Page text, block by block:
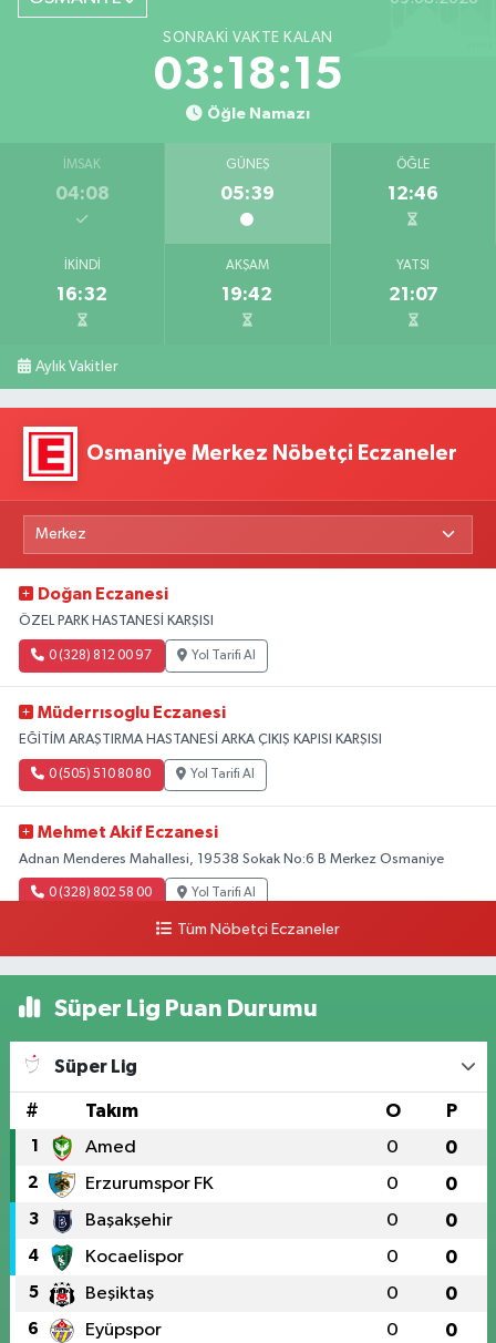
SONRAKI VAKTE KALAN
03:18:14
Öğle Namazı
İMSAK
04:08
GÜNEŞ
05:39
ÖĞLE
12:46
İKINDI
16:32
AKŞAM
19:42
YATSI
21:07
Aylık Vakitler
Osmaniye Merkez Nöbetçi Eczaneler
Doğan Eczanesi
ÖZEL PARK HASTANESİ KARŞISI
0 (328) 812 00 97 Yol Tarifi Al
Müderrısoglu Eczanesi
EĞİTİM ARAŞTIRMA HASTANESİ ARKA ÇIKIŞ KAPISI KARŞISI
0 (505) 510 80 80 Yol Tarifi Al
Mehmet Akif Eczanesi
Adnan Menderes Mahallesi, 19538 Sokak No:6 B Merkez Osmaniye
0 (328) 802 58 00 Yol Tarifi Al
Tüm Nöbetçi Eczaneler
Süper Lig Puan Durumu
Süper Lig
# Takım O P
1 Amed 0 0
2 Erzurumspor FK 0 0
3 Başakşehir 0 0
4 Kocaelispor 0 0
5 Beşiktaş 0 0
6 Eyüpspor 0 0